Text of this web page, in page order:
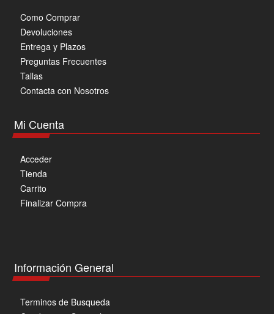
Como Comprar
Devoluciones
Entrega y Plazos
Preguntas Frecuentes
Tallas
Contacta con Nosotros
Mi Cuenta
Acceder
Tienda
Carrito
Finalizar Compra
Información General
Terminos de Busqueda